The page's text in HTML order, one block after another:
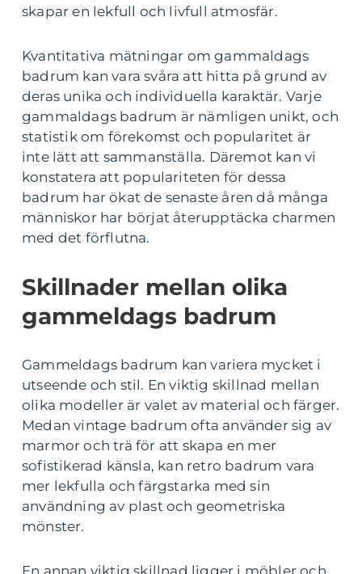
skapar en lekfull och livfull atmosfär.
Kvantitativa mätningar om gammaldags
badrum kan vara svåra att hitta på grund av
deras unika och individuella karaktär. Varje
gammaldags badrum är nämligen unikt, och
statistik om förekomst och popularitet är
inte lätt att sammanställa. Däremot kan vi
konstatera att populariteten för dessa
badrum har ökat de senaste åren då många
människor har börjat återupptäcka charmen
med det förflutna.
Skillnader mellan olika
gammeldags badrum
Gammeldags badrum kan variera mycket i
utseende och stil. En viktig skillnad mellan
olika modeller är valet av material och färger.
Medan vintage badrum ofta använder sig av
marmor och trä för att skapa en mer
sofistikerad känsla, kan retro badrum vara
mer lekfulla och färgstarka med sin
användning av plast och geometriska
mönster.
En annan viktig skillnad ligger i möbler och